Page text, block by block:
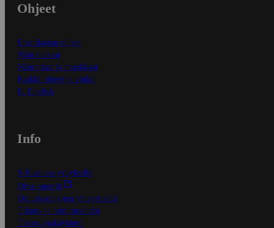
Ohjeet
Ensitilaajan ohjeet
Näin maksat
Näin tilaat ja muokkaat
Kaikki ohjeet ja vinkit
In English
Info
S-Business yrityksille
Oiva-raportit
Osuuskauppojen yhteystiedot
Tilaus- ja toimitusehdot
Tietosuojakäytäntö